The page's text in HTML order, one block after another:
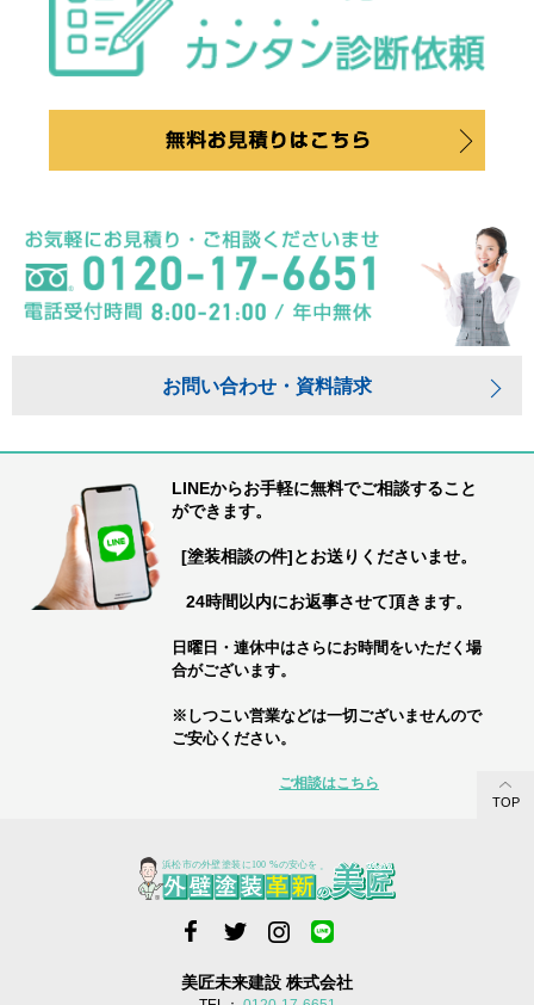
お問い合わせ・資料請求
LINEからお手軽に無料でご相談すること
ができます。
[塗装相談の件]とお送りくださいませ。
24時間以内にお返事させて頂きます。
日曜日・連休中はさらにお時間をいただく場
合がございます。
※しつこい営業などは一切ございませんので
ご安心ください。
ご相談はこちら
TOP
美匠未来建設 株式会社